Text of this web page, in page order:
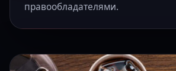
правообладателями.